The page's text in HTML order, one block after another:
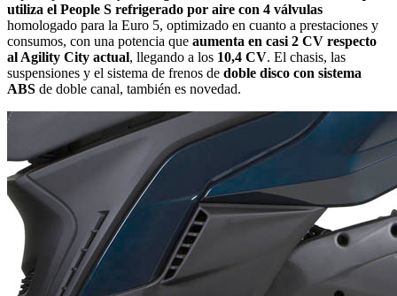
utiliza el People S refrigerado por aire con 4 válvulas
homologado para la Euro 5, optimizado en cuanto a prestaciones y
consumos, con una potencia que aumenta en casi 2 CV respecto
al Agility City actual, llegando a los 10,4 CV. El chasis, las
suspensiones y el sistema de frenos de doble disco con sistema
ABS de doble canal, también es novedad.